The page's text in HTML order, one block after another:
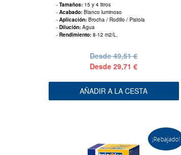
- Tamaños: 15 y 4 litros
- Acabado: Blanco luminoso
- Aplicación: Brocha / Rodillo / Pistola
- Dilución: Agua
- Rendimiento: 8-12 m2/L.
Desde49,51 €
Desde29,71 €
AÑADIR A LA CESTA
¡Rebajado!